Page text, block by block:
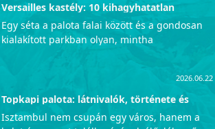
Versailles kastély: 10 kihagyhatatlan
látnivaló
Egy séta a palota falai között és a gondosan
kialakított parkban olyan, mintha
francia udvar fényűző mindennapjaiba. Azok
számára, akik szeretnék személyesen is
megtapasztalni ezt az uralkodói pompát, a
lenyűgöző Versailles-i kastély garantáltan
életre szóló, mély kulturális élményekkel
2026.06.22
Topkapi palota: látnivalók, története és
érdekességek
Isztambul nem csupán egy város, hanem a